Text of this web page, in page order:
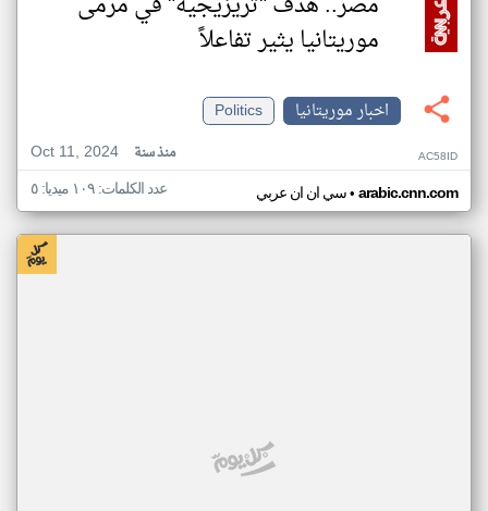
موريتانيا يثير تفاعلاً
اخبار موريتانيا
Politics
Oct 11, 2024
منذ سنة AC58ID
سي ان ان عربي• arabic.cnn.com عدد الكلمات: ١٠٩ ميديا: ٥